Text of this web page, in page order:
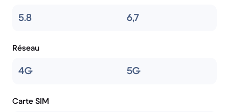
5.8 6,7
Réseau
4G 5G
Carte SIM